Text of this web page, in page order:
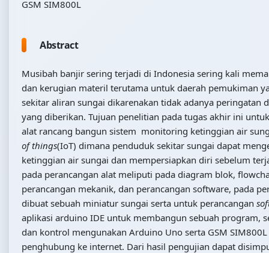
GSM SIM800L
Abstract
Musibah banjir sering terjadi di Indonesia sering kali
dan kerugian materil terutama untuk daerah pemukiman
sekitar aliran sungai dikarenakan tidak adanya peringatan
yang diberikan. Tujuan penelitian pada tugas akhir ini
alat rancang bangun sistem monitoring ketinggian air
of things(IoT) dimana penduduk sekitar sungai dapat
ketinggian air sungai dan mempersiapkan diri sebelum
pada perancangan alat meliputi pada diagram blok,
perancangan mekanik, dan perancangan software, pada
dibuat sebuah miniatur sungai serta untuk perancangan
aplikasi arduino IDE untuk membangun sebuah program,
dan kontrol mengunakan Arduino Uno serta GSM SIM800L
penghubung ke internet. Dari hasil pengujian dapat